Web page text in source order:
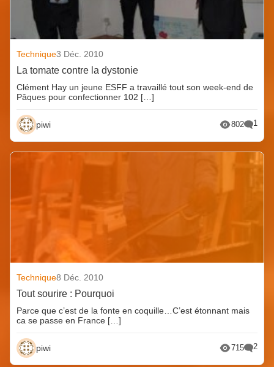
Technique3 Déc. 2010
La tomate contre la dystonie
Clément Hay un jeune ESFF a travaillé tout son week-end de
Pâques pour confectionner 102 […]
piwi 802 1
Technique8 Déc. 2010
Tout sourire : Pourquoi
Parce que c’est de la fonte en coquille…C’est étonnant mais
ca se passe en France […]
piwi 715 2